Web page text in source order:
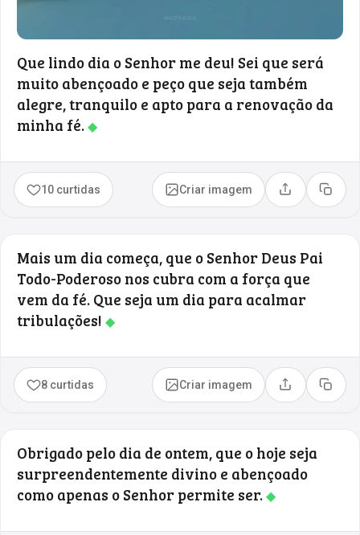
Que lindo dia o Senhor me deu! Sei que será
muito abençoado e peço que seja também
alegre, tranquilo e apto para a renovação da
minha fé.◆
10 curtidas Criar imagem Compartilhar
Copiar
Mais um dia começa, que o Senhor Deus Pai
Todo-Poderoso nos cubra com a força que
vem da fé. Que seja um dia para acalmar
tribulações! ◆
8 curtidas Criar imagem Compartilhar
Copiar
Obrigado pelo dia de ontem, que o hoje seja
surpreendentemente divino e abençoado
como apenas o Senhor permite ser.◆